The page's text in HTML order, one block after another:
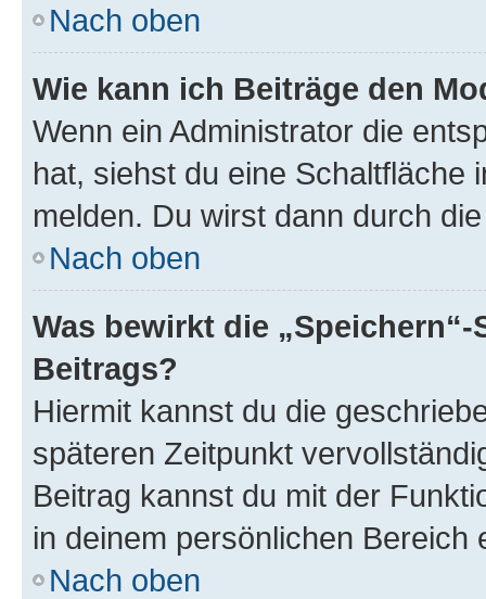
Nach oben
Wie kann ich Beiträge den
Wenn ein Administrator die
hat, siehst du eine Schaltfläche
melden. Du wirst dann durch
Nach oben
Was bewirkt die
Beitrags?
Hiermit kannst du die
späteren Zeitpunkt
Beitrag kannst du mit der
in deinem persönlichen Bereich
Nach oben